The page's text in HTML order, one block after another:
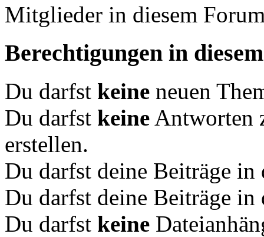
Mitglieder in diesem
Berechtigungen in
Du darfst keine neuen
Du darfst keine Antworten
erstellen.
Du darfst deine Beiträge
Du darfst deine Beiträge
Du darfst keine